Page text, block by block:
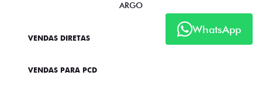
WhatsApp
ARGO
VENDAS DIRETAS
VENDAS PARA PCD